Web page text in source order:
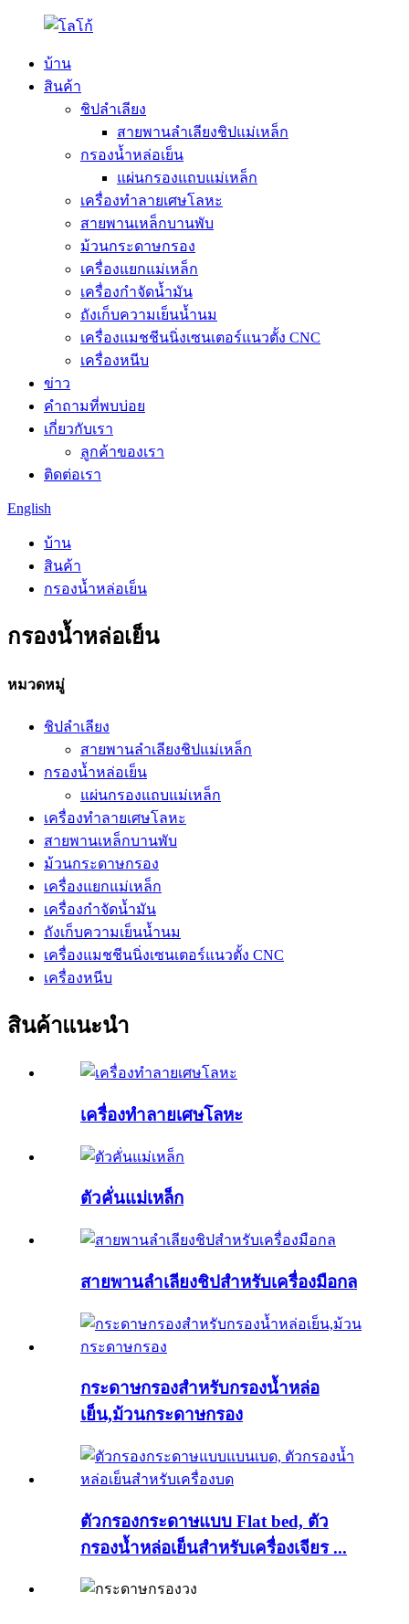
บ้าน
สินค้า
ชิปลำเลียง
สายพานลำเลียงชิปแม่เหล็ก
กรองน้ำหล่อเย็น
แผ่นกรองแถบแม่เหล็ก
เครื่องทำลายเศษโลหะ
สายพานเหล็กบานพับ
ม้วนกระดาษกรอง
เครื่องแยกแม่เหล็ก
เครื่องกำจัดน้ำมัน
ถังเก็บความเย็นน้ำนม
เครื่องแมชชีนนิ่งเซนเตอร์แนวตั้ง CNC
เครื่องหนีบ
ข่าว
คำถามที่พบบ่อย
เกี่ยวกับเรา
ลูกค้าของเรา
ติดต่อเรา
English
บ้าน
สินค้า
กรองน้ำหล่อเย็น
กรองน้ำหล่อเย็น
หมวดหมู่
ชิปลำเลียง
สายพานลำเลียงชิปแม่เหล็ก
กรองน้ำหล่อเย็น
แผ่นกรองแถบแม่เหล็ก
เครื่องทำลายเศษโลหะ
สายพานเหล็กบานพับ
ม้วนกระดาษกรอง
เครื่องแยกแม่เหล็ก
เครื่องกำจัดน้ำมัน
ถังเก็บความเย็นน้ำนม
เครื่องแมชชีนนิ่งเซนเตอร์แนวตั้ง CNC
เครื่องหนีบ
สินค้าแนะนำ
เครื่องทำลายเศษโลหะ
ตัวคั่นแม่เหล็ก
สายพานลำเลียงชิปสำหรับเครื่องมือกล
กระดาษกรองสำหรับกรองน้ำหล่อ
เย็น,ม้วนกระดาษกรอง
ตัวกรองกระดาษแบบ Flat bed, ตัว
กรองน้ำหล่อเย็นสำหรับเครื่องเจียร ...